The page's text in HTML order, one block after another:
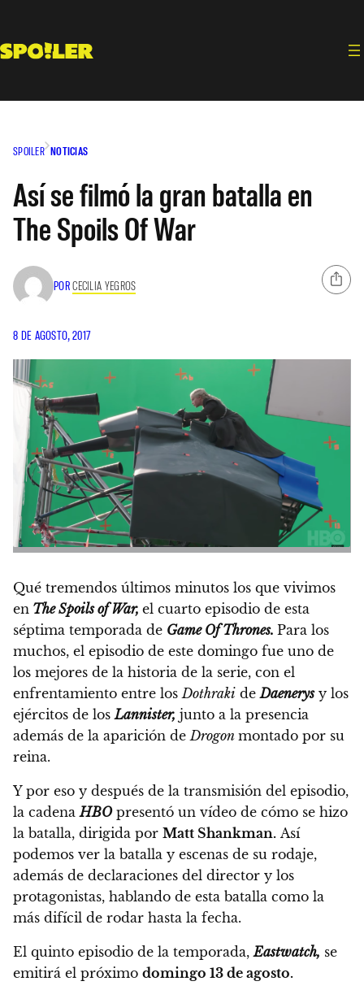
contenido
SPOILER NOTICIAS
Así se filmó la gran batalla en
The Spoils Of War
PORCECILIA YEGROS
8 DE AGOSTO, 2017
Qué tremendos últimos minutos los que vivimos
en The Spoils of War, el cuarto episodio de esta
séptima temporada de Game Of Thrones. Para los
muchos, el episodio de este domingo fue uno de
los mejores de la historia de la serie, con el
enfrentamiento entre losDothraki deDaenerysy los
ejércitos de losLannister, junto a la presencia
además de la aparición deDrogon montado por su
reina.
Y por eso y después de la transmisión del episodio,
la cadenaHBOpresentó un vídeo de cómo se hizo
la batalla, dirigida por Matt Shankman. Así
podemos ver la batalla y escenas de su rodaje,
además de declaraciones del director y los
protagonistas, hablando de esta batalla como la
más difícil de rodar hasta la fecha.
El quinto episodio de la temporada,Eastwatch, se
emitirá el próximo domingo 13 de agosto.